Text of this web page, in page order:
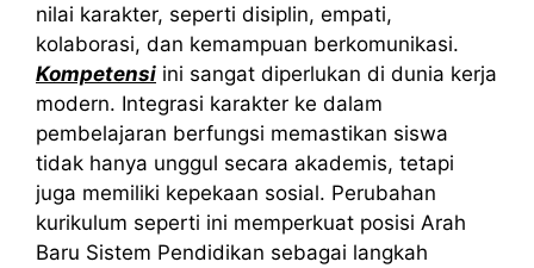
nilai karakter, seperti disiplin, empati,
kolaborasi, dan kemampuan berkomunikasi.
Kompetensi ini sangat diperlukan di dunia kerja
modern. Integrasi karakter ke dalam
pembelajaran berfungsi memastikan siswa
tidak hanya unggul secara akademis, tetapi
juga memiliki kepekaan sosial. Perubahan
kurikulum seperti ini memperkuat posisi Arah
Baru Sistem Pendidikan sebagai langkah